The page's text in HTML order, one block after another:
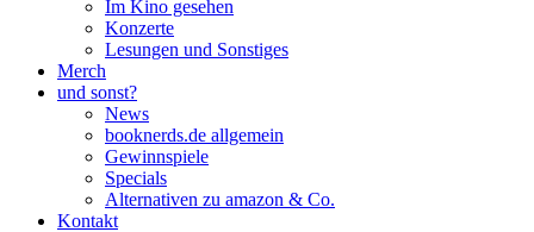
Im Kino gesehen
Konzerte
Lesungen und Sonstiges
Merch
und sonst?
News
booknerds.de allgemein
Gewinnspiele
Specials
Alternativen zu amazon & Co.
Kontakt